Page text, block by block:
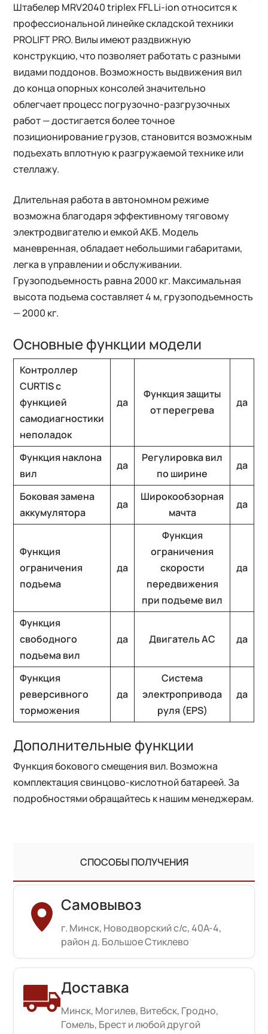
Штабелер MRV2040 triplex FFL Li-ion относится к
профессиональной линейке складской техники
PROLIFT PRO. Вилы имеют раздвижную
конструкцию, что позволяет работать с разными
видами поддонов. Возможность выдвижения вил
до конца опорных консолей значительно
облегчает процесс погрузочно-разгрузочных
работ — достигается более точное
позиционирование грузов, становится возможным
подъехать вплотную к разгружаемой технике или
стеллажу.
Длительная работа в автономном режиме
возможна благодаря эффективному тяговому
электродвигателю и емкой АКБ. Модель
маневренная, обладает небольшими габаритами,
легка в управлении и обслуживании.
Грузоподъемность равна 2000 кг. Максимальная
высота подъема составляет 4 м, грузоподъемность
— 2000 кг.
Основные функции модели
Контроллер
CURTIS с
функцией
самодиагностики
неполадок
да
Функция защиты
от перегрева
да
Функция наклона
вил
да
Регулировка вил
по ширине
да
Боковая замена
аккумулятора
да
Широкообзорная
мачта
да
Функция
ограничения
подъема
да
Функция
ограничения
скорости
передвижения
при подъеме вил
да
Функция
свободного
подъема вил
да Двигатель АС да
Функция
реверсивного
торможения
да
Система
электропривода
руля (EPS)
да
Дополнительные функции
Функция бокового смещения вил. Возможна
комплектация свинцово-кислотной батареей. За
подробностями обращайтесь к нашим менеджерам.
СПОСОБЫ ПОЛУЧЕНИЯ
Самовывоз
г. Минск, Новодворский с/с, 40А-4,
район д. Большое Стиклево
Доставка
Минск, Могилев, Витебск, Гродно,
Гомель, Брест и любой другой